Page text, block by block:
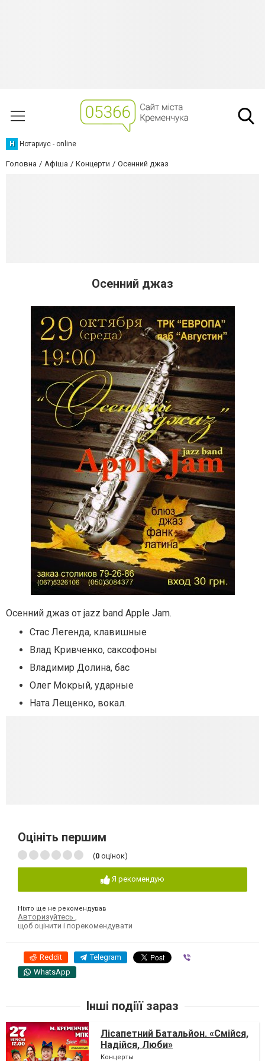
Н Нотариус - online
Головна Афіша Концерти Осенний джаз
Осенний джаз
Осенний джаз от jazz band Apple Jam.
Стас Легенда, клавишные
Влад Кривченко, саксофоны
Владимир Долина, бас
Олег Мокрый, ударные
Ната Лещенко, вокал.
Оцініть першим
(0 оцінок)
Я рекомендую
Ніхто ще не рекомендував
Авторизуйтесь
щоб оцінити і порекомендувати
Reddit Telegram
WhatsApp
Інші подіїї зараз
Лісапетний Батальйон. «Смійся,
Надійся, Люби»
Концерты